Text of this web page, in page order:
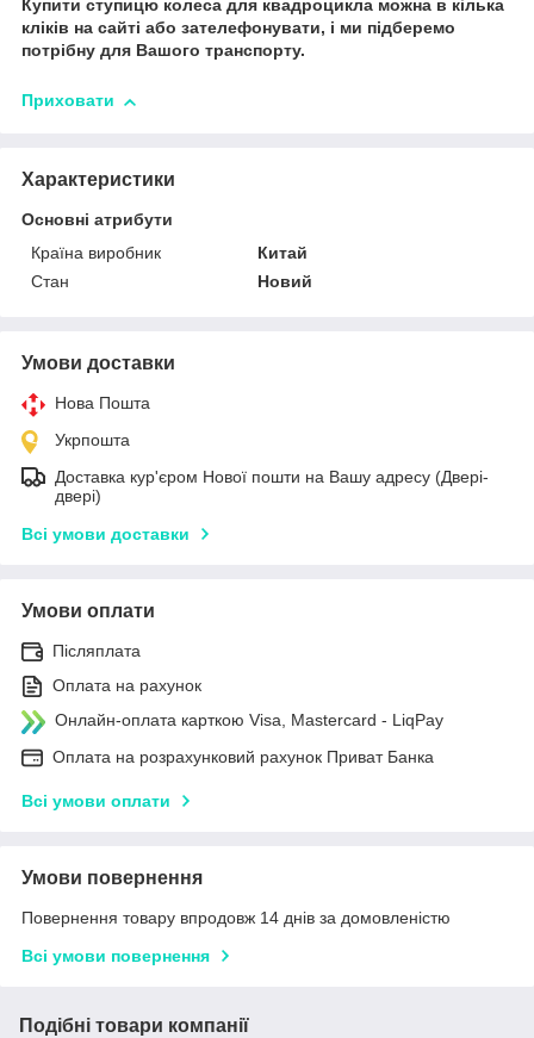
Купити ступицю колеса для квадроцикла можна в кілька
кліків на сайті або зателефонувати, і ми підберемо
потрібну для Вашого транспорту.
Приховати
Характеристики
Основні атрибути
Країна виробник
Китай
Стан
Новий
Умови доставки
Нова Пошта
Укрпошта
Доставка кур'єром Нової пошти на Вашу адресу (Двері-
двері)
Всі умови доставки
Умови оплати
Післяплата
Оплата на рахунок
Онлайн-оплата карткою Visa, Mastercard - LiqPay
Оплата на розрахунковий рахунок Приват Банка
Всі умови оплати
Умови повернення
Повернення товару впродовж 14 днів за домовленістю
Всі умови повернення
Подібні товари компанії